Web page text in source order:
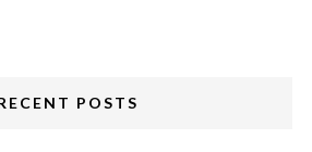
POSTS